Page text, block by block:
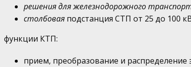
решения для железнодорожного
столбовая подстанция СТП от 25 до 100
функции КТП:
прием, преобразование и распределение